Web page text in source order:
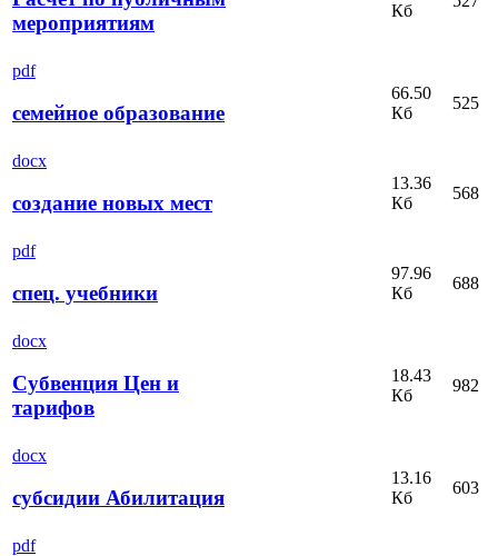
мероприятиям
Кб
pdf
семейное образование
66.50
Кб
525
docx
создание новых мест
13.36
Кб
568
pdf
спец. учебники
97.96
Кб
688
docx
Субвенция Цен и
тарифов
18.43
Кб
982
docx
субсидии Абилитация
13.16
Кб
603
pdf